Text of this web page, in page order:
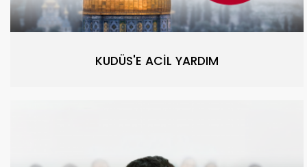
KUDÜS'E ACİL YARDIM